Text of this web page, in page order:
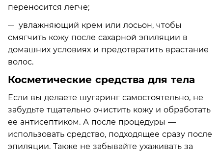
переносится легче;
увлажняющий крем или лосьон, чтобы
смягчить кожу после сахарной эпиляции в
домашних условиях и предотвратить врастание
волос.
Косметические средства для тела
Если вы делаете шугаринг самостоятельно, не
забудьте тщательно очистить кожу и обработать
ее антисептиком. А после процедуры —
использовать средство, подходящее сразу после
эпиляции. Также не забывайте ухаживать за